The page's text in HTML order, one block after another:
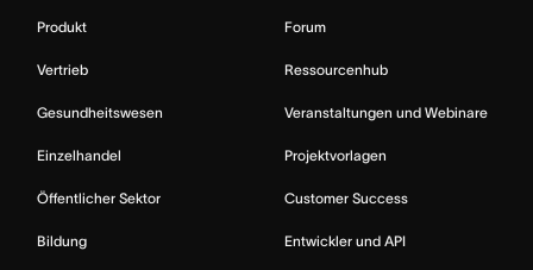
Produkt
Vertrieb
Gesundheitswesen
Einzelhandel
Öffentlicher Sektor
Bildung
Forum
Ressourcenhub
Veranstaltungen und Webinare
Projektvorlagen
Customer Success
Entwickler und API